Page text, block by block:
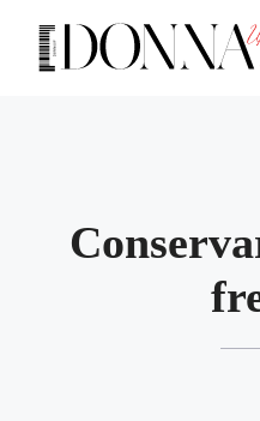
contenuto